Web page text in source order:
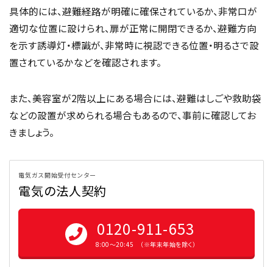
具体的には、避難経路が明確に確保されているか、非常口が
適切な位置に設けられ、扉が正常に開閉できるか、避難方向
を示す誘導灯・標識が、非常時に視認できる位置・明るさで設
置されているかなどを確認されます。
また、美容室が2階以上にある場合には、避難はしごや救助袋
などの設置が求められる場合もあるので、事前に確認してお
きましょう。
電気ガス開始受付センター
電気の法人契約
0120-911-653
8:00〜20:45 （※年末年始を除く）